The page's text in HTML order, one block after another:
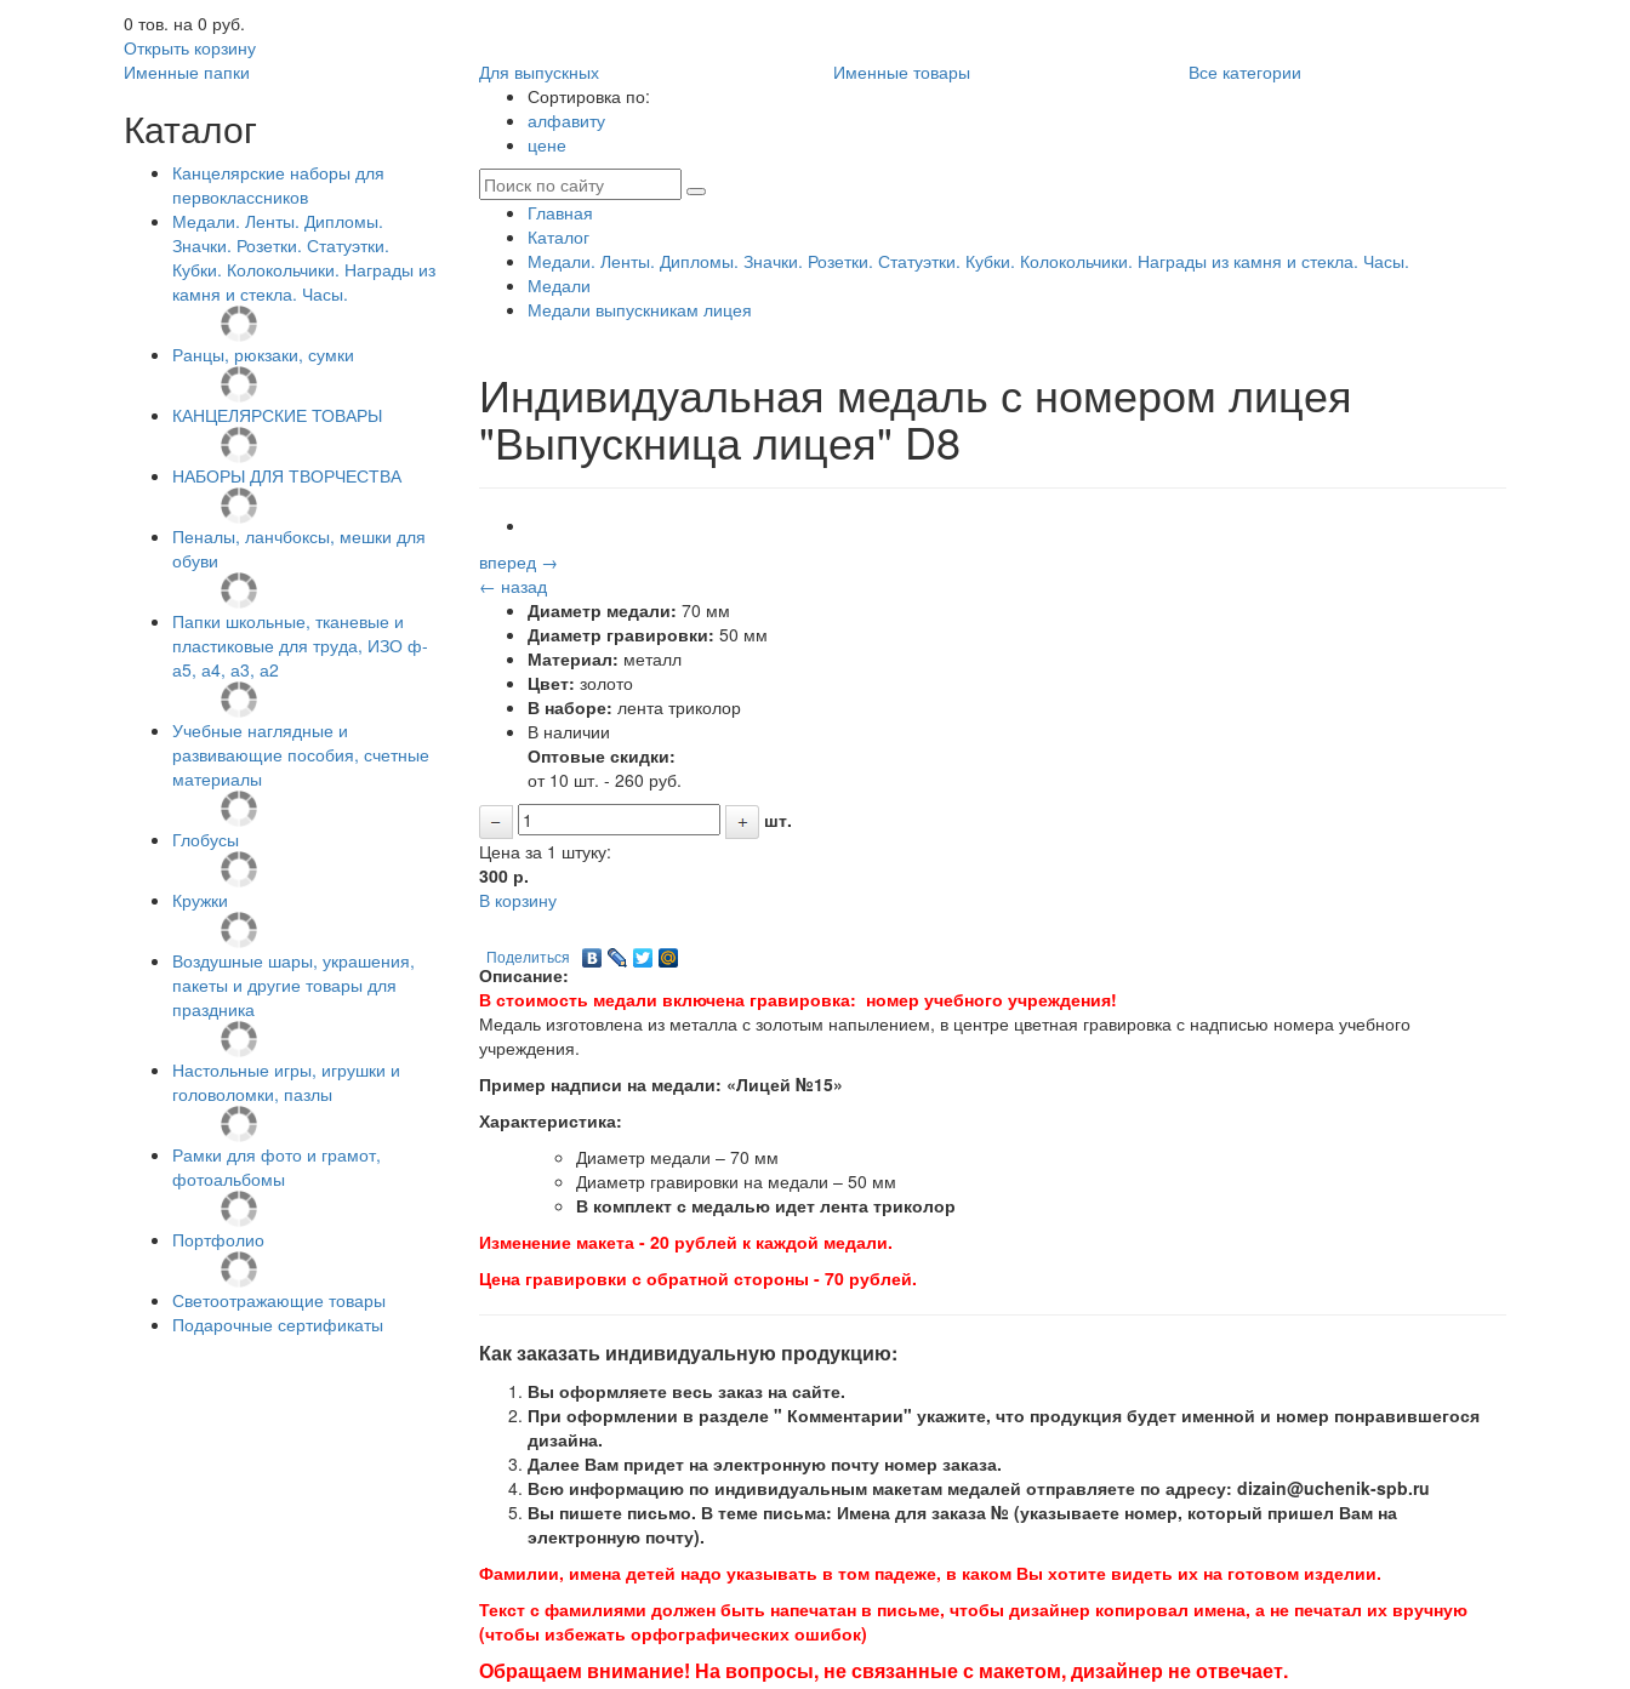
0 тов. на 0 руб.
Открыть корзину
Именные папки
Для выпускных Именные товары Все категории
Каталог
Канцелярские наборы для
первоклассников
Медали. Ленты. Дипломы.
Значки. Розетки. Статуэтки.
Кубки. Колокольчики. Награды из
камня и стекла. Часы.
Ранцы, рюкзаки, сумки
КАНЦЕЛЯРСКИЕ ТОВАРЫ
НАБОРЫ ДЛЯ ТВОРЧЕСТВА
Пеналы, ланчбоксы, мешки для
обуви
Папки школьные, тканевые и
пластиковые для труда, ИЗО ф-
а5, а4, а3, а2
Учебные наглядные и
развивающие пособия, счетные
материалы
Глобусы
Кружки
Воздушные шары, украшения,
пакеты и другие товары для
праздника
Настольные игры, игрушки и
головоломки, пазлы
Рамки для фото и грамот,
фотоальбомы
Портфолио
Светоотражающие товары
Подарочные сертификаты
Сортировка по:
алфавиту
цене
Главная
Каталог
Медали. Ленты. Дипломы. Значки. Розетки. Статуэтки. Кубки. Колокольчики. Награды из камня и стекла. Часы.
Медали
Медали выпускникам лицея
Индивидуальная медаль с номером лицея
"Выпускница лицея" D8
вперед →
← назад
Диаметр медали: 70 мм
Диаметр гравировки: 50 мм
Материал: металл
Цвет: золото
В наборе: лента триколор
В наличии
Оптовые скидки:
от 10 шт. - 260 руб.
шт.
Цена за 1 штуку:
300р.
В корзину
Поделиться
Описание:
В стоимость медали включена гравировка: номер учебного учреждения!
Медаль изготовлена из металла с золотым напылением, в центре цветная гравировка с надписью номера учебного
учреждения.
Пример надписи на медали: «Лицей №15»
Характеристика:
Диаметр медали – 70 мм
Диаметр гравировки на медали – 50 мм
В комплект с медалью идет лента триколор
Изменение макета - 20 рублей к каждой медали.
Цена гравировки с обратной стороны - 70 рублей.
Как заказать индивидуальную продукцию:
Вы оформляете весь заказ на сайте.
При оформлении в разделе " Комментарии" укажите, что продукция будет именной и номер понравившегося
дизайна.
Далее Вам придет на электронную почту номер заказа.
Всю информацию по индивидуальным макетам медалей отправляете по адресу: dizain@uchenik-spb.ru
Вы пишете письмо. В теме письма: Имена для заказа № (указываете номер, который пришел Вам на
электронную почту).
Фамилии, имена детей надо указывать в том падеже, в каком Вы хотите видеть их на готовом изделии.
Текст с фамилиями должен быть напечатан в письме, чтобы дизайнер копировал имена, а не печатал их вручную
(чтобы избежать орфографических ошибок)
Обращаем внимание! На вопросы, не связанные с макетом, дизайнер не отвечает.